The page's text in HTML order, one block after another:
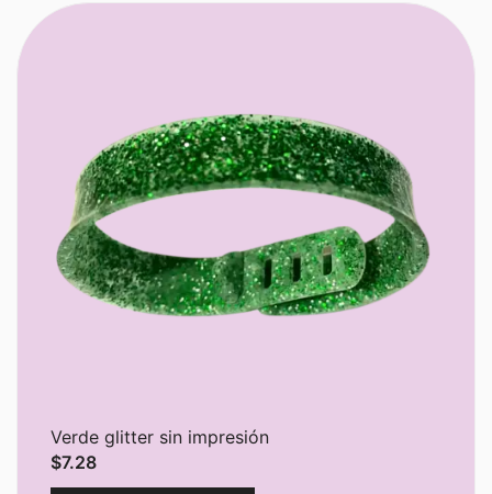
Verde glitter sin impresión
$7.28